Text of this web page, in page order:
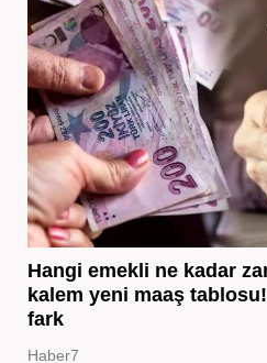
Hangi emekli ne kadar
kalem yeni maaş
fark
Haber7